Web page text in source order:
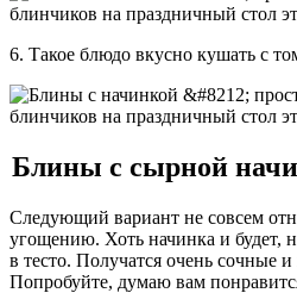
6. Такое блюдо вкусно кушать с
Блины с сырной
Следующий вариант не совсем
угощению. Хоть начинка и будет,
в тесто. Получатся очень сочные
Попробуйте, думаю вам